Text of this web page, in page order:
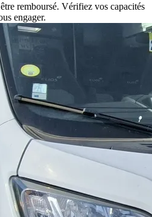
remboursé. Vérifiez vos capacités
engager.